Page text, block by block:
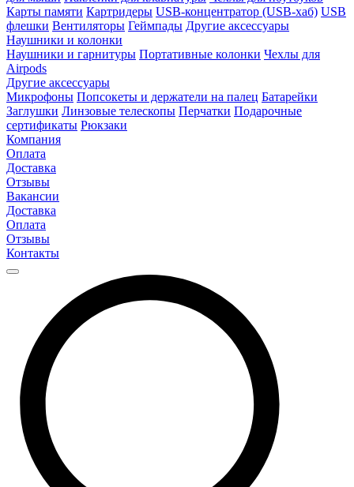
Карты памяти Картридеры USB-концентратор (USB-хаб) USB
флешки Вентиляторы Геймпады Другие аксессуары
Наушники и колонки
Наушники и гарнитуры Портативные колонки Чехлы для
Airpods
Другие аксессуары
Микрофоны Попсокеты и держатели на палец Батарейки
Заглушки Линзовые телескопы Перчатки Подарочные
сертификаты Рюкзаки
Компания
Оплата
Доставка
Отзывы
Вакансии
Доставка
Оплата
Отзывы
Контакты